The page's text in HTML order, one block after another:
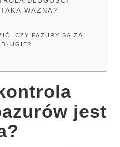
WAŻNA?
CZY PAZURY SĄ ZA
DŁUGIE?
jest